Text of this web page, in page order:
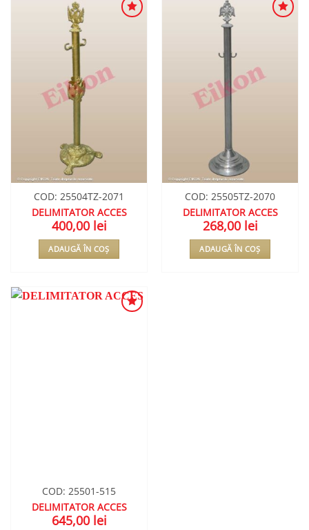
COD: 25504TZ-2071
DELIMITATOR ACCES
400,00 lei
ADAUGĂ ÎN COȘ
COD: 25505TZ-2070
DELIMITATOR ACCES
268,00 lei
ADAUGĂ ÎN COȘ
COD: 25501-515
DELIMITATOR ACCES
645,00 lei